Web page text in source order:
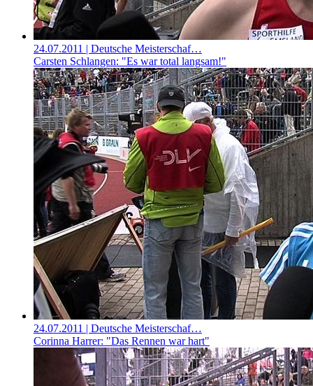
24.07.2011 | Deutsche Meisterschaf…
Carsten Schlangen: "Es war total langsam!"
24.07.2011 | Deutsche Meisterschaf…
Corinna Harrer: "Das Rennen war hart"